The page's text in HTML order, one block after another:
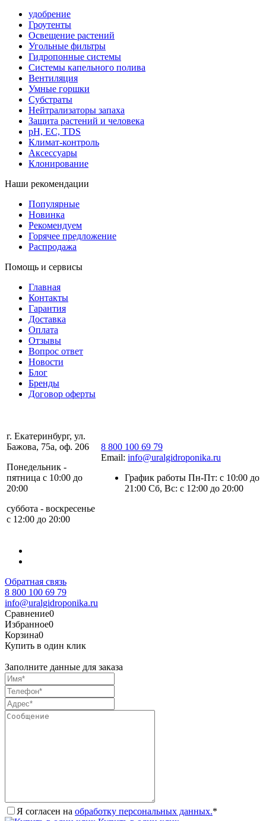
удобрение
Гроутенты
Освещение растений
Угольные фильтры
Гидропонные системы
Системы капельного полива
Вентиляция
Умные горшки
Субстраты
Нейтрализаторы запаха
Защита растений и человека
pH, EC, TDS
Климат-контроль
Аксессуары
Клонирование
Наши рекомендации
Популярные
Новинка
Рекомендуем
Горячее предложение
Распродажа
Помощь и сервисы
Главная
Контакты
Гарантия
Доставка
Оплата
Отзывы
Вопрос ответ
Новости
Блог
Бренды
Договор оферты
г. Екатеринбург, ул.
Бажова, 75а, оф. 206
Понедельник -
пятница с 10:00 до
20:00
суббота - воскресенье
с 12:00 до 20:00
8 800 100 69 79
Email: info@uralgidroponika.ru
График работы Пн-Пт: с 10:00 до
21:00 Сб, Вс: с 12:00 до 20:00
Обратная связь
8 800 100 69 79
info@uralgidroponika.ru
Сравнение0
Избранное0
Корзина0
Купить в один клик
Заполните данные для заказа
Я согласен на обработку персональных данных.*